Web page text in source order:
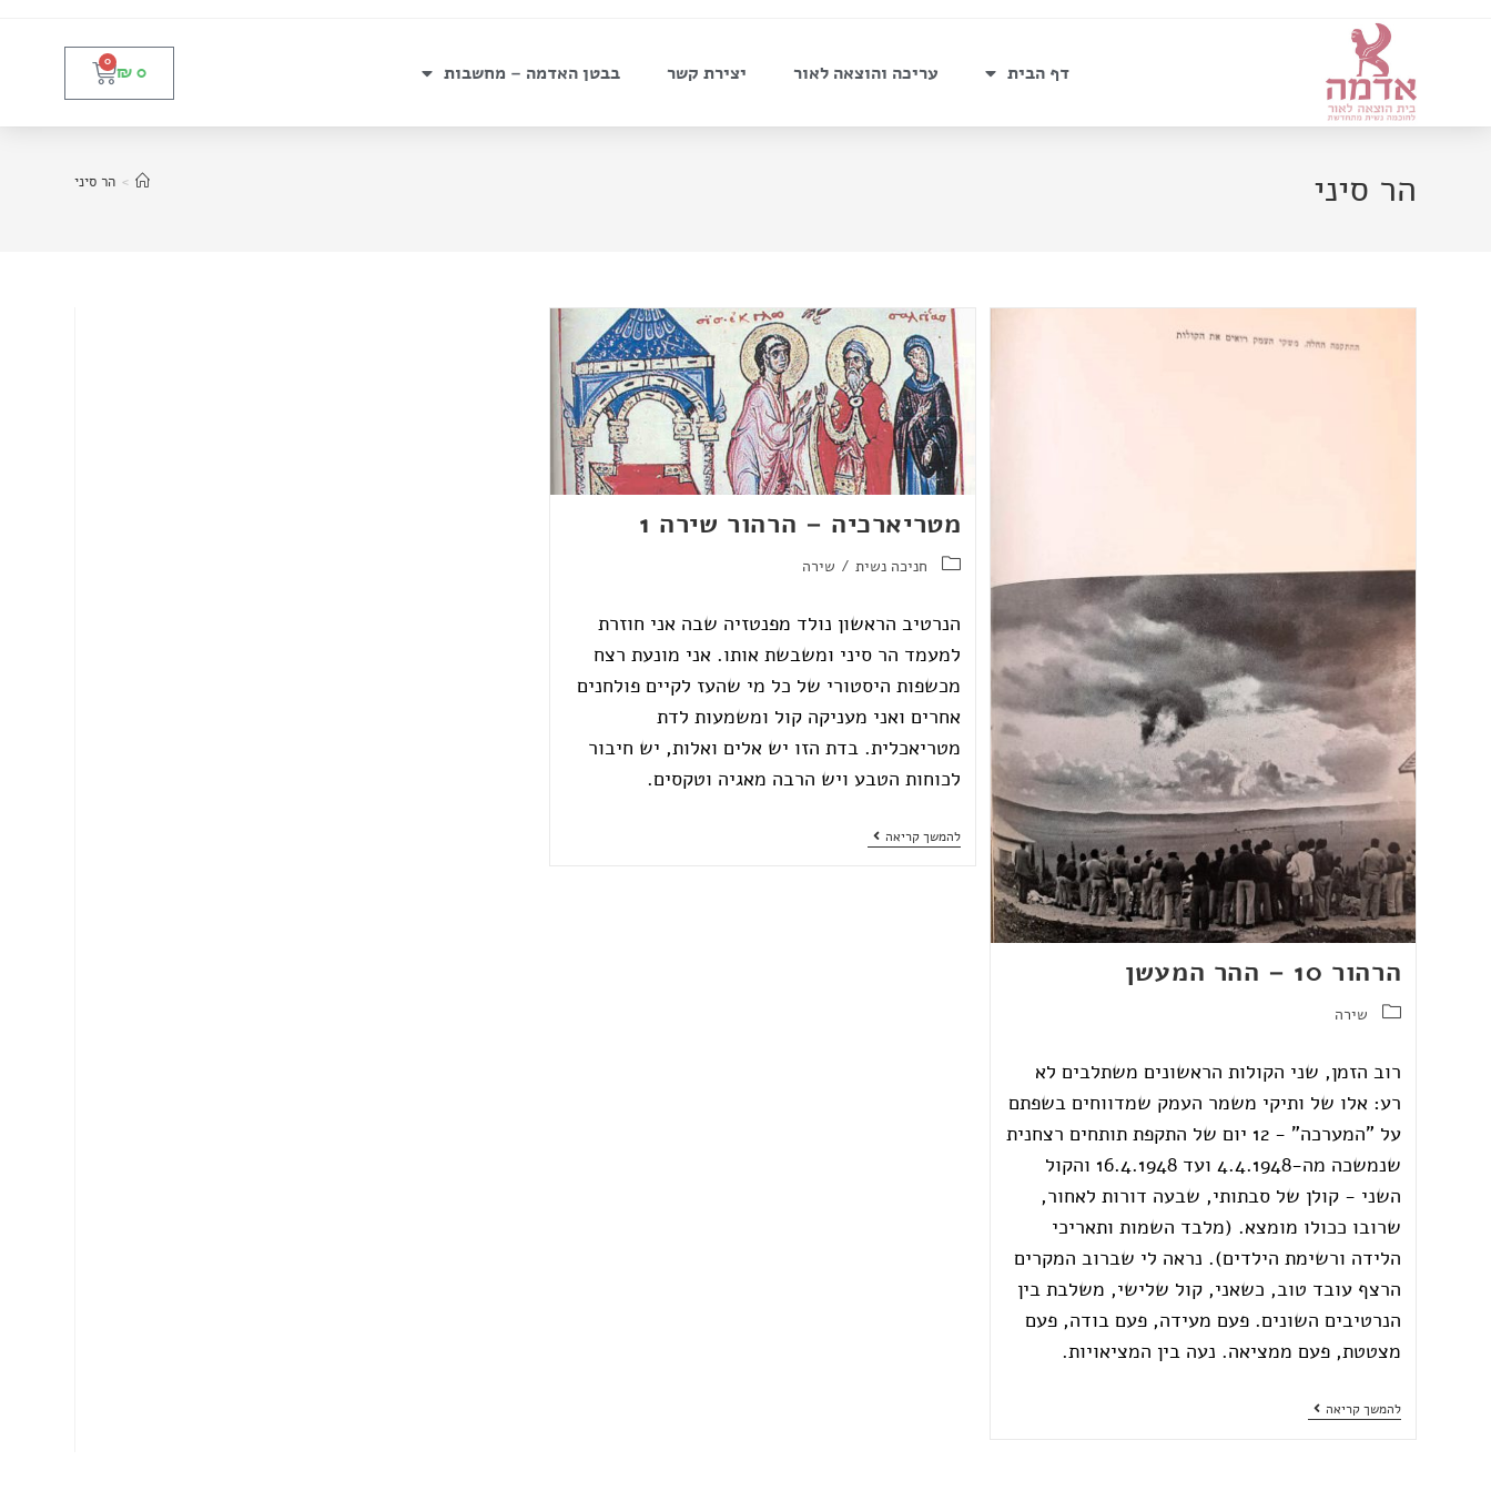
דף הבית עריכה והוצאה לאור יצירת קשר בבטן האדמה – מחשבות ₪ 0
0
הר סיני > הר סיני
הרהור 10 – ההר המעשן
שירה
רוב הזמן, שני הקולות הראשונים משתלבים לא
רע: אלו של ותיקי משמר העמק שמדווחים בשפתם
על "המערכה" - 12 יום של התקפת תותחים רצחנית
שנמשכה מה-4.4.1948 ועד 16.4.1948 והקול
השני - קולן של סבתותי, שבעה דורות לאחור,
שרובו ככולו מומצא. (מלבד השמות ותאריכי
הלידה ורשימת הילדים). נראה לי שברוב המקרים
הרצף עובד טוב, כשאני, קול שלישי, משלבת בין
הנרטיבים השונים. פעם מעידה, פעם בודה, פעם
מצטטת, פעם ממציאה. נעה בין המציאויות.
להמשך קריאה
מטריארכיה – הרהור שירה 1
חניכה נשית / שירה
הנרטיב הראשון נולד מפנטזיה שבה אני חוזרת
למעמד הר סיני ומשבשת אותו. אני מונעת רצח
מכשפות היסטורי של כל מי שהעז לקיים פולחנים
אחרים ואני מעניקה קול ומשמעות לדת
מטריאכלית. בדת הזו יש אלים ואלות, יש חיבור
לכוחות הטבע ויש הרבה מאגיה וטקסים.
להמשך קריאה